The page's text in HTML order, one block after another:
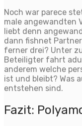
Noch war parece
male angewandten
liebt denn
dann fishnet
ferner drei? Unter
Beteiligter fahrt
anderem welche
ist und bleibt? Was
entstehen sind.
Fazit: